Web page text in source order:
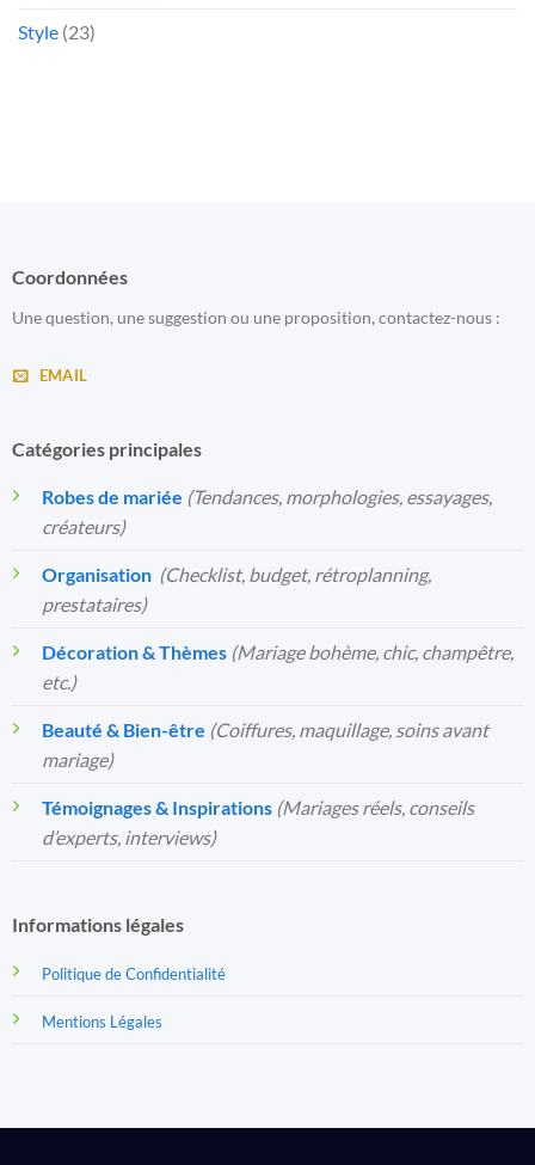
Style (23)
Coordonnées
Une question, une suggestion ou une proposition, contactez-nous :
EMAIL
Catégories principales
Robes de mariée (Tendances, morphologies, essayages,
créateurs)
Organisation️ (Checklist, budget, rétroplanning,
prestataires)
Décoration & Thèmes (Mariage bohème, chic, champêtre,
etc.)
Beauté & Bien-être (Coiffures, maquillage, soins avant
mariage)
Témoignages & Inspirations (Mariages réels, conseils
d’experts, interviews)
Informations légales
Politique de Confidentialité
Mentions Légales